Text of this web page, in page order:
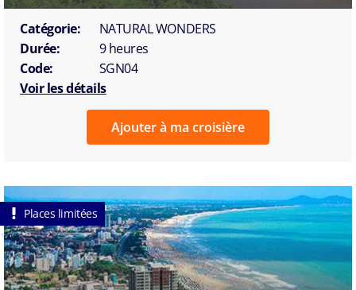
Catégorie:
NATURAL WONDERS
Durée:
9 heures
Code:
SGN04
Voir les détails
Ajouter à ma croisière
Places limitées